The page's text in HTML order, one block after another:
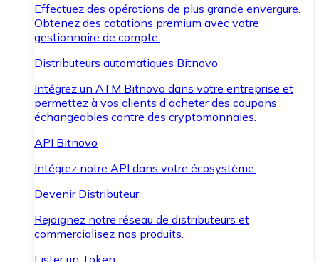
Effectuez des opérations de plus grande envergure.
Obtenez des cotations premium avec votre
gestionnaire de compte.
Distributeurs automatiques Bitnovo
Intégrez un ATM Bitnovo dans votre entreprise et
permettez à vos clients d'acheter des coupons
échangeables contre des cryptomonnaies.
API Bitnovo
Intégrez notre API dans votre écosystème.
Devenir Distributeur
Rejoignez notre réseau de distributeurs et
commercialisez nos produits.
Lister un Token